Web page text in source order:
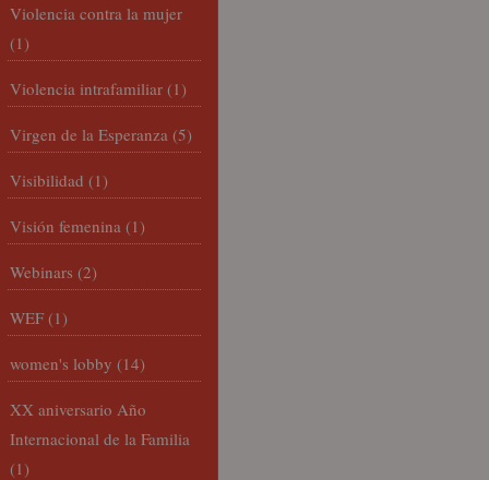
Violencia contra la mujer
(1)
Violencia intrafamiliar (1)
Virgen de la Esperanza (5)
Visibilidad (1)
Visión femenina (1)
Webinars (2)
WEF (1)
women's lobby (14)
XX aniversario Año
Internacional de la Familia
(1)